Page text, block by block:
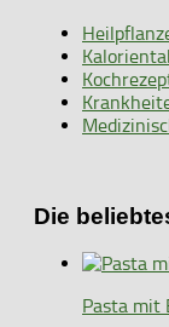
Die
Pasta mit